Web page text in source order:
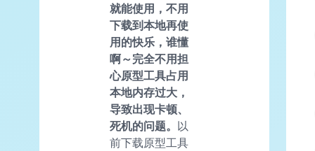
就能使用，不用
下载到本地再使
用的快乐，谁懂
啊～完全不用担
心原型工具占用
本地内存过大，
导致出现卡顿、
死机的问题。 以
前下载原型工具